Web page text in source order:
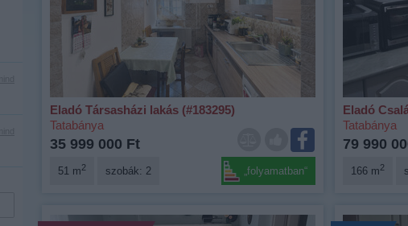
Eladó Társasházi lakás (#183295)
Tatabánya
35 999 000 Ft
51 m2 szobák: 2 „folyamatban“
Eladó
Tatabánya
79 990
166 m2